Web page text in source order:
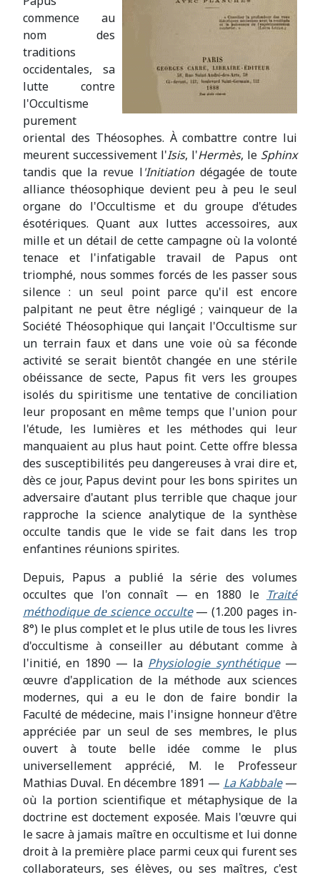
commence au
nom des
traditions
occidentales, sa
lutte contre
l'Occultisme
purement
oriental des Théosophes. À combattre contre lui
meurent successivement l'Isis, l'Hermès, le Sphinx
tandis que la revue l'Initiationdégagée de toute
alliance théosophique devient peu à peu le seul
organe do l'Occultisme et du groupe d'études
ésotériques. Quant aux luttes accessoires, aux
mille et un détail de cette campagne où la volonté
tenace et l'infatigable travail de Papus ont
triomphé, nous sommes forcés de les passer sous
silence : un seul point parce qu'il est encore
palpitant ne peut être négligé ; vainqueur de la
Société Théosophique qui lançait l'Occultisme sur
un terrain faux et dans une voie où sa féconde
activité se serait bientôt changée en une stérile
obéissance de secte, Papus fit vers les groupes
isolés du spiritisme une tentative de conciliation
leur proposant en même temps que l'union pour
l'étude, les lumières et les méthodes qui leur
manquaient au plus haut point. Cette offre blessa
des susceptibilités peu dangereuses à vrai dire et,
dès ce jour, Papus devint pour les bons spirites un
adversaire d'autant plus terrible que chaque jour
rapproche la science analytique de la synthèse
occulte tandis que le vide se fait dans les trop
enfantines réunions spirites.
Depuis, Papus a publié la série des volumes
occultes que l'on connaît — en 1880 le Traité
méthodique de science occulte— (1.200 pages in-
8°) le plus complet et le plus utile de tous les livres
d'occultisme à conseiller au débutant comme à
l'initié, en 1890 — la Physiologie synthétique—
œuvre d'application de la méthode aux sciences
modernes, qui a eu le don de faire bondir la
Faculté de médecine, mais l'insigne honneur d'être
appréciée par un seul de ses membres, le plus
ouvert à toute belle idée comme le plus
universellement apprécié, M. le Professeur
Mathias Duval. En décembre 1891 — La Kabbale—
où la portion scientifique et métaphysique de la
doctrine est doctement exposée. Mais l'œuvre qui
le sacre à jamais maître en occultisme et lui donne
droit à la première place parmi ceux qui furent ses
collaborateurs, ses élèves, ou ses maîtres, c'est